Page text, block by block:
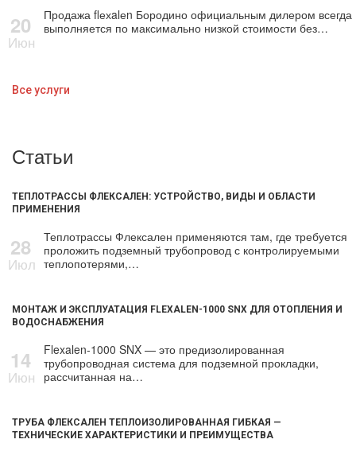
20
Июн
Продажа flехalеn Бородино официальным дилером всегда
выполняется по максимально низкой стоимости без…
Все услуги
Статьи
ТЕПЛОТРАССЫ ФЛЕКСАЛЕН: УСТРОЙСТВО, ВИДЫ И ОБЛАСТИ
ПРИМЕНЕНИЯ
28
Июл
Теплотрассы Флексален применяются там, где требуется
проложить подземный трубопровод с контролируемыми
теплопотерями,…
МОНТАЖ И ЭКСПЛУАТАЦИЯ FLEXALEN-1000 SNX ДЛЯ ОТОПЛЕНИЯ И
ВОДОСНАБЖЕНИЯ
14
Июн
Flexalen-1000 SNX — это предизолированная
трубопроводная система для подземной прокладки,
рассчитанная на…
ТРУБА ФЛЕКСАЛЕН ТЕПЛОИЗОЛИРОВАННАЯ ГИБКАЯ —
ТЕХНИЧЕСКИЕ ХАРАКТЕРИСТИКИ И ПРЕИМУЩЕСТВА